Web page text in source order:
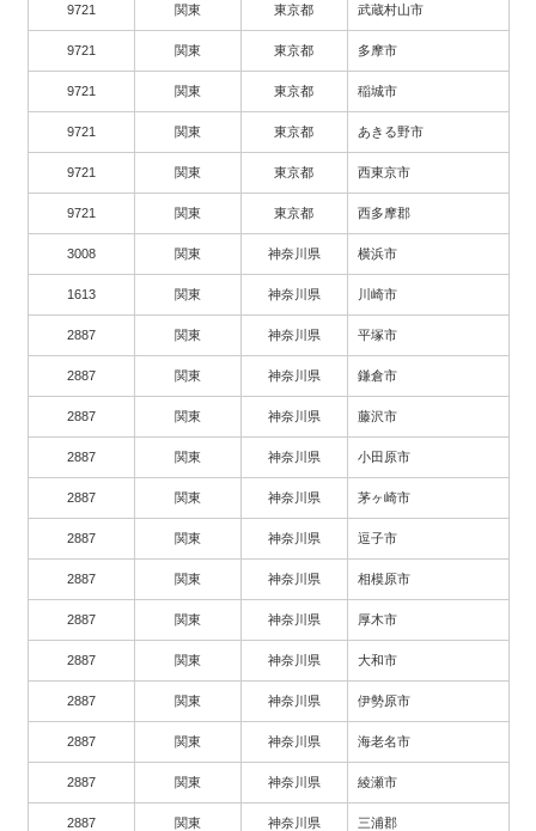
9721 関東 東京都 武蔵村山市
9721 関東 東京都 多摩市
9721 関東 東京都 稲城市
9721 関東 東京都 あきる野市
9721 関東 東京都 西東京市
9721 関東 東京都 西多摩郡
3008 関東 神奈川県 横浜市
1613 関東 神奈川県 川崎市
2887 関東 神奈川県 平塚市
2887 関東 神奈川県 鎌倉市
2887 関東 神奈川県 藤沢市
2887 関東 神奈川県 小田原市
2887 関東 神奈川県 茅ヶ崎市
2887 関東 神奈川県 逗子市
2887 関東 神奈川県 相模原市
2887 関東 神奈川県 厚木市
2887 関東 神奈川県 大和市
2887 関東 神奈川県 伊勢原市
2887 関東 神奈川県 海老名市
2887 関東 神奈川県 綾瀬市
2887 関東 神奈川県 三浦郡